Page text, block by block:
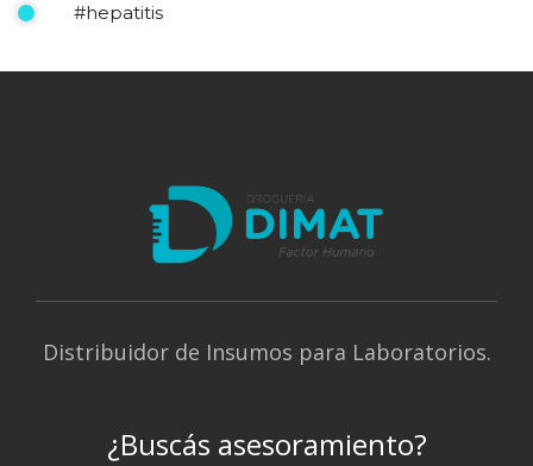
#hepatitis
Distribuidor de Insumos para Laboratorios.
¿Buscás asesoramiento?